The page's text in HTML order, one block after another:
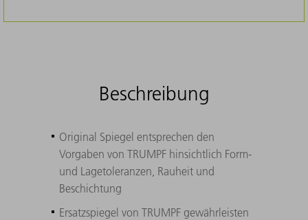
Beschreibung
Original Spiegel entsprechen den
Vorgaben von TRUMPF hinsichtlich Form-
und Lagetoleranzen, Rauheit und
Beschichtung
Ersatzspiegel von TRUMPF gewährleisten